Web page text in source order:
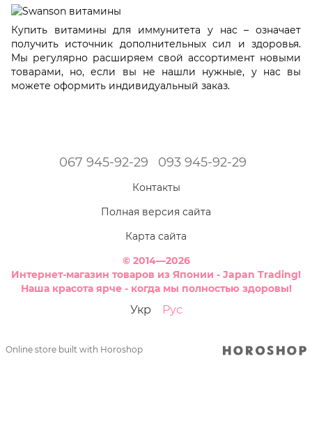
Купить витамины для иммунитета у нас – означает
получить источник дополнительных сил и здоровья.
Мы регулярно расширяем свой ассортимент новыми
товарами, но, если вы не нашли нужные, у нас вы
можете оформить индивидуальный заказ.
067 945-92-29 093 945-92-29
Контакты
Полная версия сайта
Карта сайта
© 2014—2026
Интернет-магазин товаров из Японии - Japan Trading!
Наша красота ярче - когда мы полностью здоровы!
Укр Рус
Online store built with Horoshop